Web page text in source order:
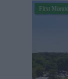
First Minute